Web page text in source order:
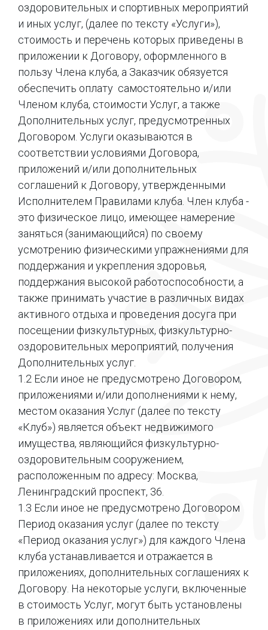
оздоровительных и спортивных мероприятий
и иных услуг, (далее по тексту «Услуги»),
стоимость и перечень которых приведены в
приложении к Договору, оформленного в
пользу Члена клуба, а Заказчик обязуется
обеспечить оплату самостоятельно и/или
Членом клуба, стоимости Услуг, а также
Дополнительных услуг, предусмотренных
Договором. Услуги оказываются в
соответствии условиями Договора,
приложений и/или дополнительных
соглашений к Договору, утвержденными
Исполнителем Правилами клуба. Член клуба -
это физическое лицо, имеющее намерение
заняться (занимающийся) по своему
усмотрению физическими упражнениями для
поддержания и укрепления здоровья,
поддержания высокой работоспособности, а
также принимать участие в различных видах
активного отдыха и проведения досуга при
посещении физкультурных, физкультурно-
оздоровительных мероприятий, получения
Дополнительных услуг.
1.2 Если иное не предусмотрено Договором,
приложениями и/или дополнениями к нему,
местом оказания Услуг (далее по тексту
«Клуб») является объект недвижимого
имущества, являющийся физкультурно-
оздоровительным сооружением,
расположенным по адресу: Москва,
Ленинградский проспект, 36.
1.3 Если иное не предусмотрено Договором
Период оказания услуг (далее по тексту
«Период оказания услуг») для каждого Члена
клуба устанавливается и отражается в
приложениях, дополнительных соглашениях к
Договору. На некоторые услуги, включенные
в стоимость Услуг, могут быть установлены
в приложениях или дополнительных